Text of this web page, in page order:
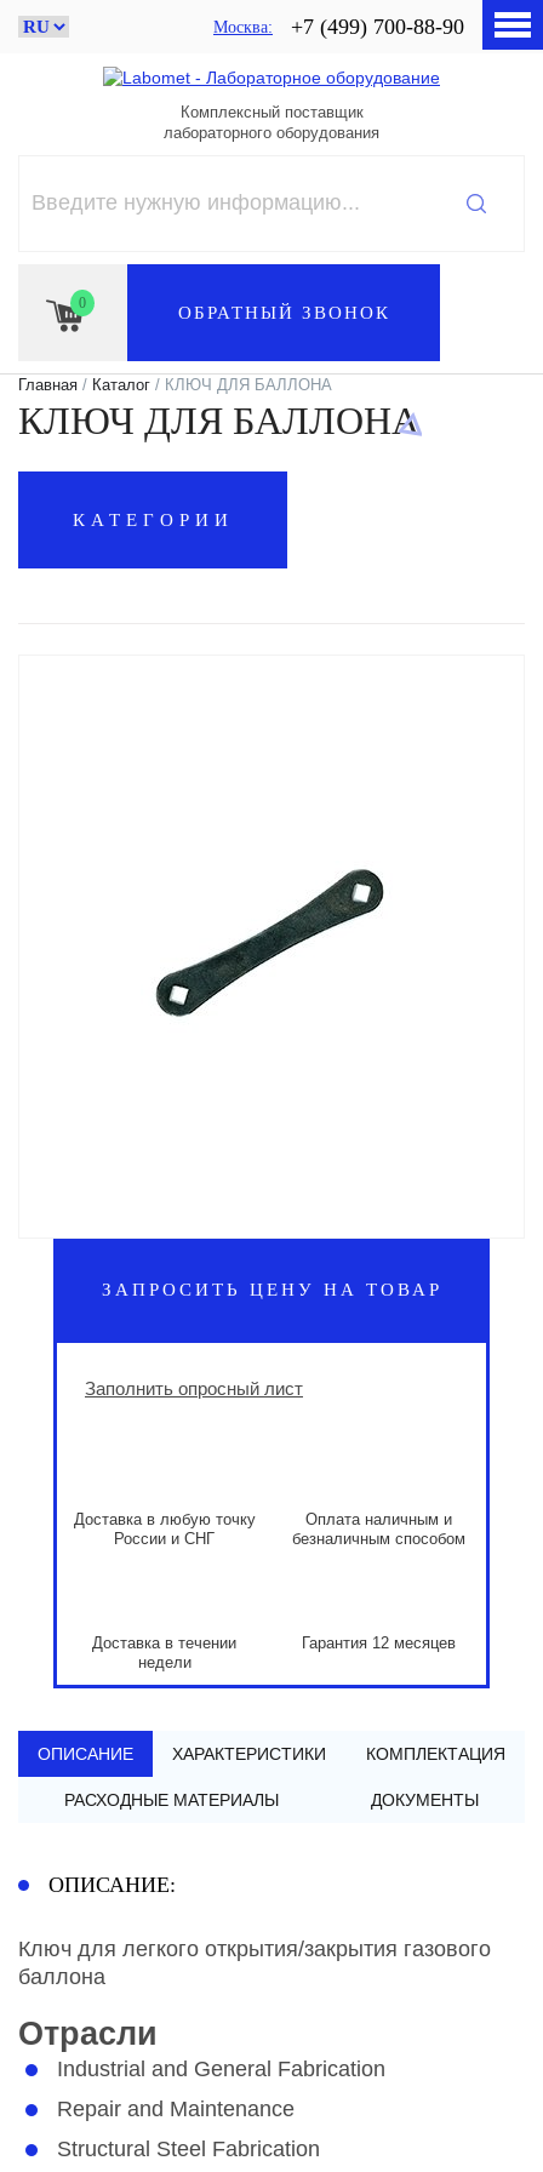
Москва +7 (499) 700-88-90
Комплексный поставщик
лабораторного оборудования
0 ОБРАТНЫЙ ЗВОНОК
Главная / Каталог / КЛЮЧ ДЛЯ БАЛЛОНА
КЛЮЧ ДЛЯ БАЛЛОНА
КАТЕГОРИИ
ЗАПРОСИТЬ ЦЕНУ НА ТОВАР
Заполнить опросный лист
Доставка в любую точку
России и СНГ
Оплата наличным и
безналичным способом
Доставка в течении
недели
Гарантия 12 месяцев
ОПИСАНИЕ ХАРАКТЕРИСТИКИ КОМПЛЕКТАЦИЯ
РАСХОДНЫЕ МАТЕРИАЛЫ ДОКУМЕНТЫ
ОПИСАНИЕ:
Ключ для легкого открытия/закрытия газового
баллона
Отрасли
Industrial and General Fabrication
Repair and Maintenance
Structural Steel Fabrication